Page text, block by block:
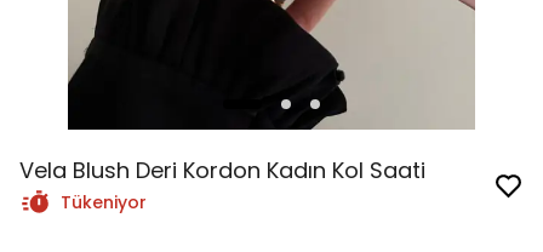
Vela Blush Deri Kordon Kadın Kol Saati
Tükeniyor